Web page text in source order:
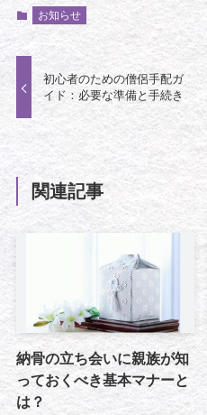
お知らせ
初心者のための僧侶手配ガ
イド：必要な準備と手続き
関連記事
納骨の立ち会いに親族が知
っておくべき基本マナーと
は？